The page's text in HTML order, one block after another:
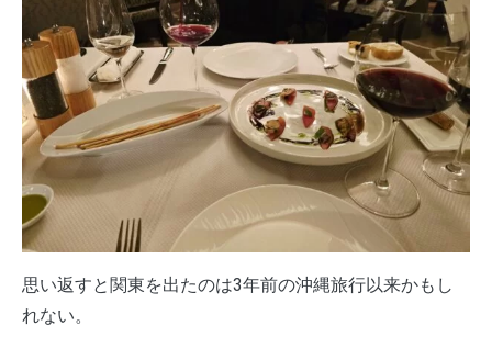
思い返すと関東を出たのは3年前の沖縄旅行以来かもし
れない。